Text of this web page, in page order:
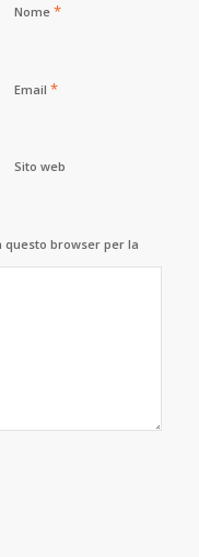
Nome *
Email *
Sito web
questo browser per la